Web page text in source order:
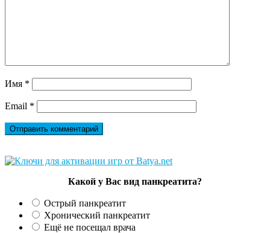
Имя *
Email *
Какой у Вас вид панкреатита?
Острый панкреатит
Хронический панкреатит
Ещё не посещал врача